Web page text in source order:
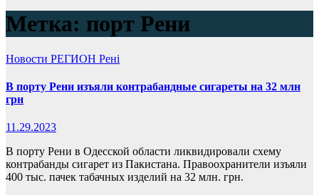
Метка: порт Рени
Новости РЕГИОН Рені
В порту Рени изъяли контрабандные сигареты на 32 млн
грн
11.29.2023
В порту Рени в Одесской области ликвидировали схему
контрабанды сигарет из Пакистана. Правоохранители изъяли
400 тыс. пачек табачных изделий на 32 млн. грн.